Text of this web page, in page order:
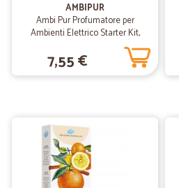
AMBIPUR
Ambi Pur Profumatore per
Ambienti Elettrico Starter Kit,
Lenor Oro e Fiori Vaniglia, 20 ml
7,55 €